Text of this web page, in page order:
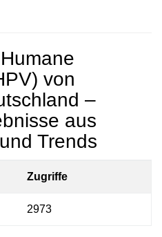
von
–
aus
Trends
Zugriffe
2973